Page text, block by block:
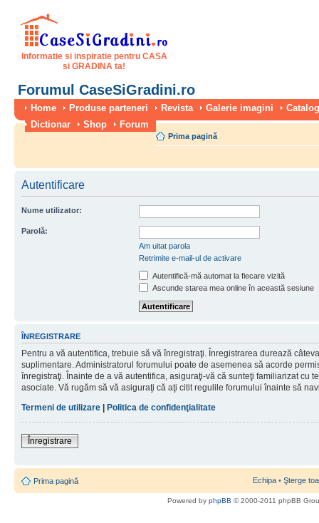
Informatie si inspiratie pentru CASA
si GRADINA ta!
Forumul CaseSiGradini.ro
Home Produse parteneri Revista Galerie imagini
Dictionar
Shop Forum
Prima pagină
Autentificare
Nume utilizator:
Parolă:
Am uitat parola
Retrimite e-mail-ul de activare
Autentifică-mă automat la fiecare vizită
Ascunde starea mea online în această sesiune
ÎNREGISTRARE
Pentru a vă autentifica, trebuie să vă înregistraţi. Înregistrarea durează
suplimentare. Administratorul forumului poate de asemenea să acorde
înregistraţi. Înainte de a vă autentifica, asiguraţi-vă că sunteţi familiarizat cu
asociate. Vă rugăm să vă asiguraţi că aţi citit regulile forumului înainte să
Termeni de utilizare | Politica de confidenţialitate
Înregistrare
Prima pagină Echipa • Şterge
Powered by phpBB © 2000-2011 phpBB